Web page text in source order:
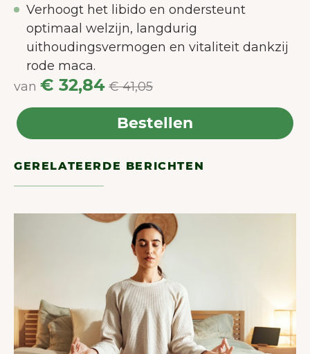
Verhoogt het libido en ondersteunt
optimaal welzijn, langdurig
uithoudingsvermogen en vitaliteit dankzij
rode maca.
van € 32,84 € 41,05
Bestellen
GERELATEERDE BERICHTEN